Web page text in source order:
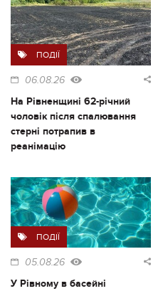
ПОДІЇ
06.08.26
На Рівненщині 62-річний
чоловік після спалювання
стерні потрапив в
реанімацію
ПОДІЇ
05.08.26
У Рівному в басейні